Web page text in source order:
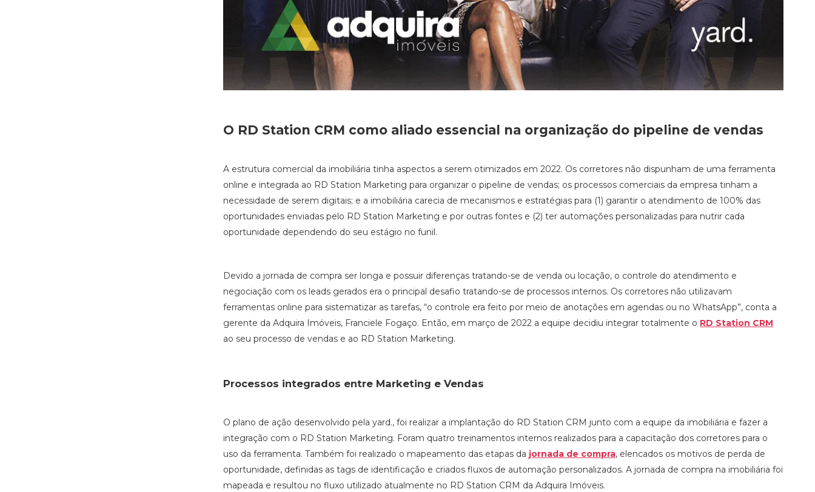
O RD Station CRM como aliado essencial na organização do pipeline de vendas
A estrutura comercial da imobiliária tinha aspectos a serem otimizados em 2022. Os corretores não dispunham de uma ferramenta
online e integrada ao RD Station Marketing para organizar o pipeline de vendas; os processos comerciais da empresa tinham a
necessidade de serem digitais; e a imobiliária carecia de mecanismos e estratégias para (1) garantir o atendimento de 100% das
oportunidades enviadas pelo RD Station Marketing e por outras fontes e (2) ter automações personalizadas para nutrir cada
oportunidade dependendo do seu estágio no funil.
Devido a jornada de compra ser longa e possuir diferenças tratando-se de venda ou locação, o controle do atendimento e
negociação com os leads gerados era o principal desafio tratando-se de processos internos. Os corretores não utilizavam
ferramentas online para sistematizar as tarefas, “o controle era feito por meio de anotações em agendas ou no WhatsApp”, conta a
gerente da Adquira Imóveis, Franciele Fogaço. Então, em março de 2022 a equipe decidiu integrar totalmente o RD Station CRM
ao seu processo de vendas e ao RD Station Marketing.
Processos integrados entre Marketing e Vendas
O plano de ação desenvolvido pela yard., foi realizar a implantação do RD Station CRM junto com a equipe da imobiliária e fazer a
integração com o RD Station Marketing. Foram quatro treinamentos internos realizados para a capacitação dos corretores para o
uso da ferramenta. Também foi realizado o mapeamento das etapas da jornada de compra, elencados os motivos de perda de
oportunidade, definidas as tags de identificação e criados fluxos de automação personalizados. A jornada de compra na imobiliária foi
mapeada e resultou no fluxo utilizado atualmente no RD Station CRM da Adquira Imóveis.